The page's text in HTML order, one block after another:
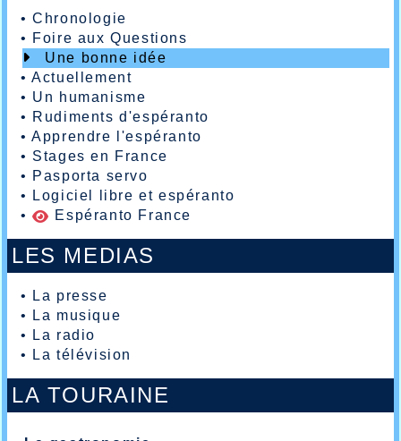
•Chronologie
• Foire aux Questions
Une bonne idée
•Actuellement
• Un humanisme
• Rudiments d'espéranto
•Apprendre l'espéranto
• Stages en France
• Pasporta servo
•
Logiciel libre et espéranto
•
Espéranto France
LES MEDIAS
•
La presse
•
La musique
•
La radio
•
La télévision
LA TOURAINE